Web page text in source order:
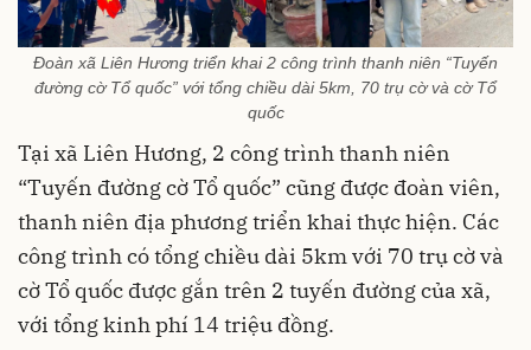
Đoàn xã Liên Hương triển khai 2 công trình thanh niên “Tuyến
đường cờ Tổ quốc” với tổng chiều dài 5km, 70 trụ cờ và cờ Tổ
quốc
Tại xã Liên Hương, 2 công trình thanh niên
“Tuyến đường cờ Tổ quốc” cũng được đoàn viên,
thanh niên địa phương triển khai thực hiện. Các
công trình có tổng chiều dài 5km với 70 trụ cờ và
cờ Tổ quốc được gắn trên 2 tuyến đường của xã,
với tổng kinh phí 14 triệu đồng.